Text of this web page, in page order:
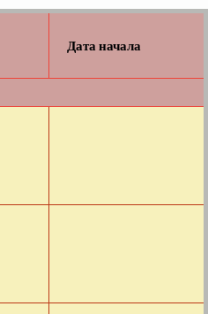
Дата начала